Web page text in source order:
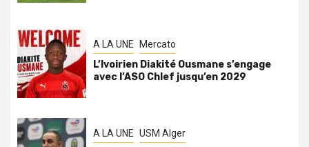
A LA UNE Mercato
L’Ivoirien Diakité Ousmane s’engage
avec l’ASO Chlef jusqu’en 2029
A LA UNE USM Alger